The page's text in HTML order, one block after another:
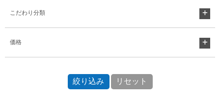
こだわり分類
価格